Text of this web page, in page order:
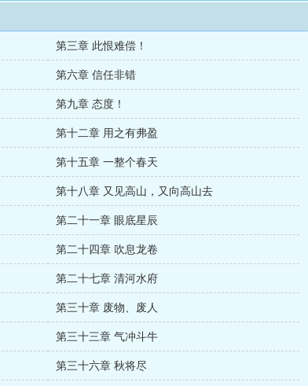
第三章 此恨难偿！
第六章 信任非错
第九章 态度！
第十二章 用之有弗盈
第十五章 一整个春天
第十八章 又见高山，又向高山去
第二十一章 眼底星辰
第二十四章 吹息龙卷
第二十七章 清河水府
第三十章 废物、废人
第三十三章 气冲斗牛
第三十六章 秋将尽